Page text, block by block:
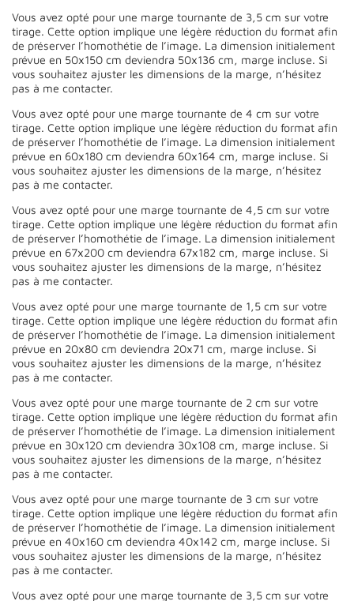
Vous avez opté pour une marge tournante de 3,5 cm sur votre
tirage. Cette option implique une légère réduction du format afin
de préserver l’homothétie de l’image. La dimension initialement
prévue en 50x150 cm deviendra 50x136 cm, marge incluse. Si
vous souhaitez ajuster les dimensions de la marge, n’hésitez
pas à me contacter.
Vous avez opté pour une marge tournante de 4 cm sur votre
tirage. Cette option implique une légère réduction du format afin
de préserver l’homothétie de l’image. La dimension initialement
prévue en 60x180 cm deviendra 60x164 cm, marge incluse. Si
vous souhaitez ajuster les dimensions de la marge, n’hésitez
pas à me contacter.
Vous avez opté pour une marge tournante de 4,5 cm sur votre
tirage. Cette option implique une légère réduction du format afin
de préserver l’homothétie de l’image. La dimension initialement
prévue en 67x200 cm deviendra 67x182 cm, marge incluse. Si
vous souhaitez ajuster les dimensions de la marge, n’hésitez
pas à me contacter.
Vous avez opté pour une marge tournante de 1,5 cm sur votre
tirage. Cette option implique une légère réduction du format afin
de préserver l’homothétie de l’image. La dimension initialement
prévue en 20x80 cm deviendra 20x71 cm, marge incluse. Si
vous souhaitez ajuster les dimensions de la marge, n’hésitez
pas à me contacter.
Vous avez opté pour une marge tournante de 2 cm sur votre
tirage. Cette option implique une légère réduction du format afin
de préserver l’homothétie de l’image. La dimension initialement
prévue en 30x120 cm deviendra 30x108 cm, marge incluse. Si
vous souhaitez ajuster les dimensions de la marge, n’hésitez
pas à me contacter.
Vous avez opté pour une marge tournante de 3 cm sur votre
tirage. Cette option implique une légère réduction du format afin
de préserver l’homothétie de l’image. La dimension initialement
prévue en 40x160 cm deviendra 40x142 cm, marge incluse. Si
vous souhaitez ajuster les dimensions de la marge, n’hésitez
pas à me contacter.
Vous avez opté pour une marge tournante de 3,5 cm sur votre